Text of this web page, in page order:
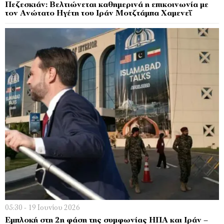
Πεζεσκιάν: Βελτιώνεται καθημερινά η επικοινωνία με
τον Ανώτατο Ηγέτη του Ιράν Μοτζτάμπα Χαμενεΐ
05:30 - 19 Ιουνίου 2026
Εμπλοκή στη 2η φάση της συμφωνίας ΗΠΑ και Ιράν –